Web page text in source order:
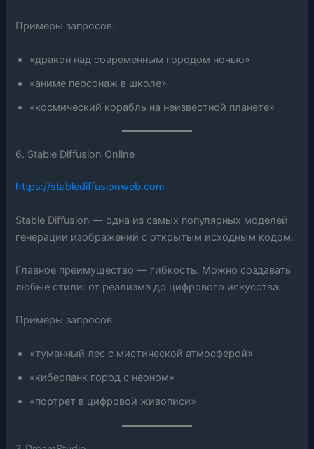
Примеры запросов:
«дракон над современным городом ночью»
«аниме персонаж в школе»
«космический корабль на неизвестной планете»
6. Stable Diffusion Online
https://stablediffusionweb.com
Stable Diffusion — одна из самых популярных моделей
генерации изображений с открытым исходным кодом.
Главное преимущество — гибкость. Можно создавать
любые стили: от реализма до цифрового искусства.
Примеры запросов:
«туманный лес с мистической атмосферой»
«киберпанк город с неоном»
«портрет в цифровой живописи»